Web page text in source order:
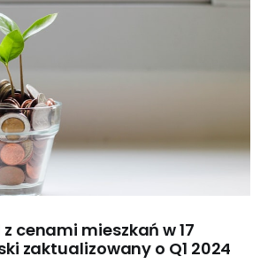
cenami mieszkań w 17
zaktualizowany o Q1 2024